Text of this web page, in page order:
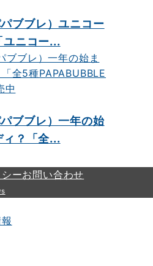
ブブレ）ユニコー
ユニコー...
ブブレ）一年の始
ィ？「全...
ーお問い合わせ